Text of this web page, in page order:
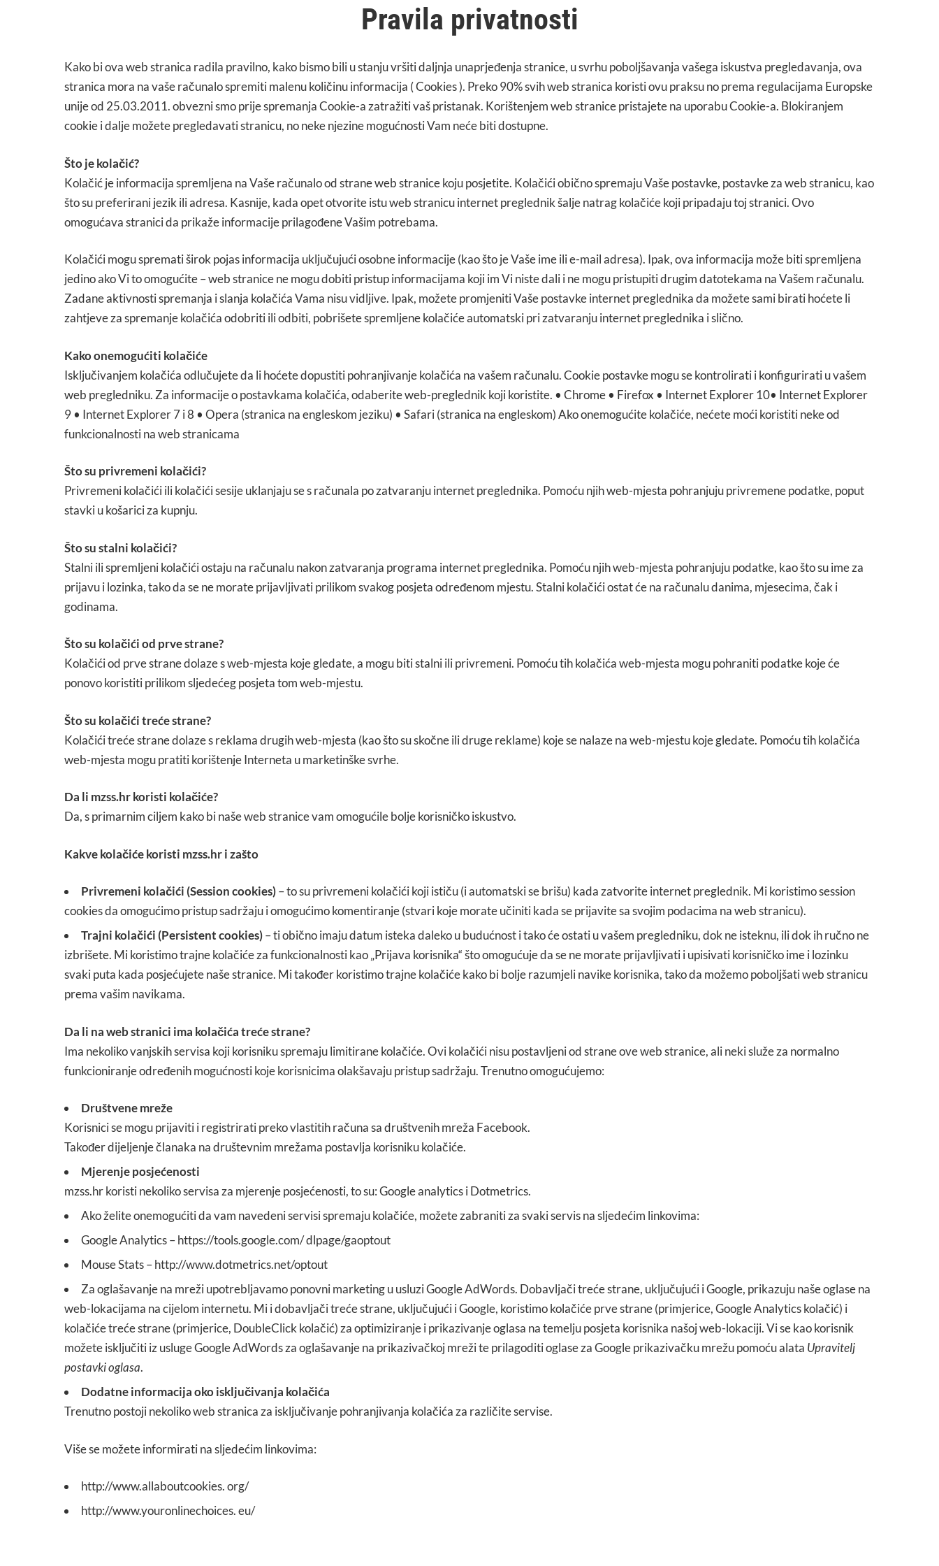
Pravila privatnosti
Kako bi ova web stranica radila pravilno, kako bismo bili u stanju vršiti daljnja unaprjeđenja stranice, u svrhu poboljšavanja vašega iskustva pregledavanja, ova
stranica mora na vaše računalo spremiti malenu količinu informacija ( Cookies ). Preko 90% svih web stranica koristi ovu praksu no prema regulacijama Europske
unije od 25.03.2011. obvezni smo prije spremanja Cookie-a zatražiti vaš pristanak. Korištenjem web stranice pristajete na uporabu Cookie-a. Blokiranjem
cookie i dalje možete pregledavati stranicu, no neke njezine mogućnosti Vam neće biti dostupne.
Što je kolačić?
Kolačić je informacija spremljena na Vaše računalo od strane web stranice koju posjetite. Kolačići obično spremaju Vaše postavke, postavke za web stranicu, kao
što su preferirani jezik ili adresa. Kasnije, kada opet otvorite istu web stranicu internet preglednik šalje natrag kolačiće koji pripadaju toj stranici. Ovo
omogućava stranici da prikaže informacije prilagođene Vašim potrebama.
Kolačići mogu spremati širok pojas informacija uključujući osobne informacije (kao što je Vaše ime ili e-mail adresa). Ipak, ova informacija može biti spremljena
jedino ako Vi to omogućite – web stranice ne mogu dobiti pristup informacijama koji im Vi niste dali i ne mogu pristupiti drugim datotekama na Vašem računalu.
Zadane aktivnosti spremanja i slanja kolačića Vama nisu vidljive. Ipak, možete promjeniti Vaše postavke internet preglednika da možete sami birati hoćete li
zahtjeve za spremanje kolačića odobriti ili odbiti, pobrišete spremljene kolačiće automatski pri zatvaranju internet preglednika i slično.
Kako onemogućiti kolačiće
Isključivanjem kolačića odlučujete da li hoćete dopustiti pohranjivanje kolačića na vašem računalu. Cookie postavke mogu se kontrolirati i konfigurirati u vašem
web pregledniku. Za informacije o postavkama kolačića, odaberite web-preglednik koji koristite. • Chrome• Firefox • Internet Explorer 10• Internet Explorer
9• Internet Explorer 7 i 8 • Opera (stranica na engleskom jeziku) • Safari(stranica na engleskom) Ako onemogućite kolačiće, nećete moći koristiti neke od
funkcionalnosti na web stranicama
Što su privremeni kolačići?
Privremeni kolačići ili kolačići sesije uklanjaju se s računala po zatvaranju internet preglednika. Pomoću njih web-mjesta pohranjuju privremene podatke, poput
stavki u košarici za kupnju.
Što su stalni kolačići?
Stalni ili spremljeni kolačići ostaju na računalu nakon zatvaranja programa internet preglednika. Pomoću njih web-mjesta pohranjuju podatke, kao što su ime za
prijavu i lozinka, tako da se ne morate prijavljivati prilikom svakog posjeta određenom mjestu. Stalni kolačići ostat će na računalu danima, mjesecima, čak i
godinama.
Što su kolačići od prve strane?
Kolačići od prve strane dolaze s web-mjesta koje gledate, a mogu biti stalni ili privremeni. Pomoću tih kolačića web-mjesta mogu pohraniti podatke koje će
ponovo koristiti prilikom sljedećeg posjeta tom web-mjestu.
Što su kolačići treće strane?
Kolačići treće strane dolaze s reklama drugih web-mjesta (kao što su skočne ili druge reklame) koje se nalaze na web-mjestu koje gledate. Pomoću tih kolačića
web-mjesta mogu pratiti korištenje Interneta u marketinške svrhe.
Da li mzss.hr koristi kolačiće?
Da, s primarnim ciljem kako bi naše web stranice vam omogućile bolje korisničko iskustvo.
Kakve kolačiće koristi mzss.hr i zašto
Privremeni kolačići (Session cookies)– to su privremeni kolačići koji ističu (i automatski se brišu) kada zatvorite internet preglednik. Mi koristimo session
cookies da omogućimo pristup sadržaju i omogućimo komentiranje (stvari koje morate učiniti kada se prijavite sa svojim podacima na web stranicu).
Trajni kolačići (Persistent cookies)– ti obično imaju datum isteka daleko u budućnost i tako će ostati u vašem pregledniku, dok ne isteknu, ili dok ih ručno ne
izbrišete. Mi koristimo trajne kolačiće za funkcionalnosti kao „Prijava korisnika“ što omogućuje da se ne morate prijavljivati i upisivati korisničko ime i lozinku
svaki puta kada posjećujete naše stranice. Mi također koristimo trajne kolačiće kako bi bolje razumjeli navike korisnika, tako da možemo poboljšati web stranicu
prema vašim navikama.
Da li na web stranici ima kolačića treće strane?
Ima nekoliko vanjskih servisa koji korisniku spremaju limitirane kolačiće. Ovi kolačići nisu postavljeni od strane ove web stranice, ali neki služe za normalno
funkcioniranje određenih mogućnosti koje korisnicima olakšavaju pristup sadržaju. Trenutno omogućujemo:
Društvene mreže
Korisnici se mogu prijaviti i registrirati preko vlastitih računa sa društvenih mreža Facebook.
Također dijeljenje članaka na društevnim mrežama postavlja korisniku kolačiće.
Mjerenje posjećenosti
mzss.hr koristi nekoliko servisa za mjerenje posjećenosti, to su: Google analytics i Dotmetrics.
Ako želite onemogućiti da vam navedeni servisi spremaju kolačiće, možete zabraniti za svaki servis na sljedećim linkovima:
Google Analytics – https://tools.google.com/ dlpage/gaoptout
Mouse Stats – http://www.dotmetrics.net/optout
Za oglašavanje na mreži upotrebljavamo ponovni marketing u usluzi Google AdWords. Dobavljači treće strane, uključujući i Google, prikazuju naše oglase na
web-lokacijama na cijelom internetu. Mi i dobavljači treće strane, uključujući i Google, koristimo kolačiće prve strane (primjerice, Google Analytics kolačić) i
kolačiće treće strane (primjerice, DoubleClick kolačić) za optimiziranje i prikazivanje oglasa na temelju posjeta korisnika našoj web-lokaciji. Vi se kao korisnik
možete isključiti iz usluge Google AdWords za oglašavanje na prikazivačkoj mreži te prilagoditi oglase za Google prikazivačku mrežu pomoću alata Upravitelj
postavki oglasa.
Dodatne informacija oko isključivanja kolačića
Trenutno postoji nekoliko web stranica za isključivanje pohranjivanja kolačića za različite servise.
Više se možete informirati na sljedećim linkovima:
http://www.allaboutcookies. org/
http://www.youronlinechoices. eu/